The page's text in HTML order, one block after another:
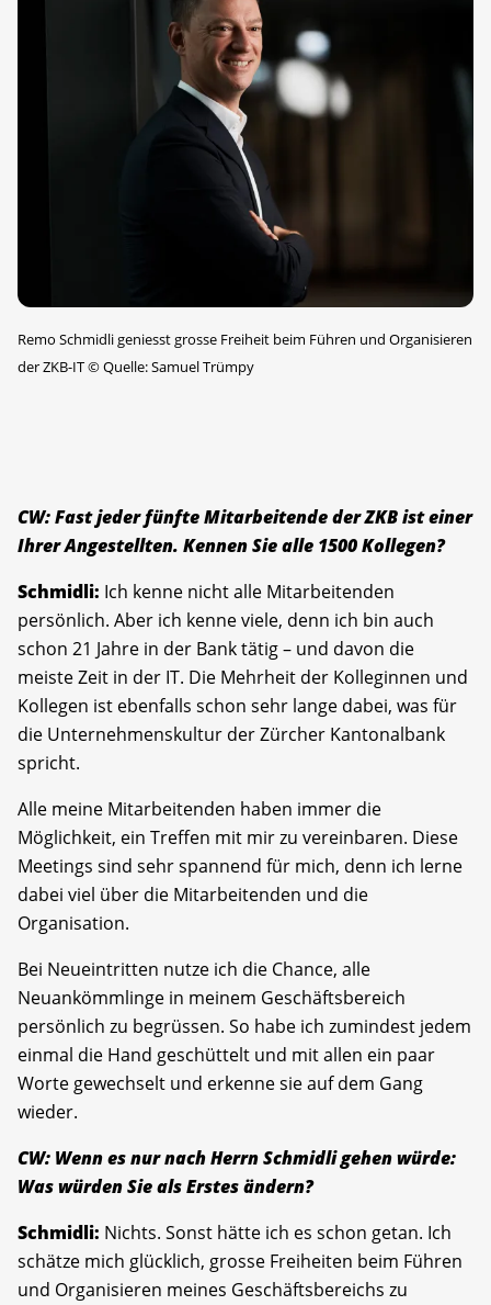
Remo Schmidli geniesst grosse Freiheit beim Führen und Organisieren
der ZKB-IT©Quelle: Samuel Trümpy
CW: Fast jeder fünfte Mitarbeitende der ZKB ist einer
Ihrer Angestellten. Kennen Sie alle 1500 Kollegen?
Schmidli: Ich kenne nicht alle Mitarbeitenden
persönlich. Aber ich kenne viele, denn ich bin auch
schon 21 Jahre in der Bank tätig – und davon die
meiste Zeit in der IT. Die Mehrheit der Kolleginnen und
Kollegen ist ebenfalls schon sehr lange dabei, was für
die Unternehmenskultur der Zürcher Kantonalbank
spricht.
Alle meine Mitarbeitenden haben immer die
Möglichkeit, ein Treffen mit mir zu vereinbaren. Diese
Meetings sind sehr spannend für mich, denn ich lerne
dabei viel über die Mitarbeitenden und die
Organisation.
Bei Neueintritten nutze ich die Chance, alle
Neuankömmlinge in meinem Geschäftsbereich
persönlich zu begrüssen. So habe ich zumindest jedem
einmal die Hand geschüttelt und mit allen ein paar
Worte gewechselt und erkenne sie auf dem Gang
wieder.
CW: Wenn es nur nach Herrn Schmidli gehen würde:
Was würden Sie als Erstes ändern?
Schmidli: Nichts. Sonst hätte ich es schon getan. Ich
schätze mich glücklich, grosse Freiheiten beim Führen
und Organisieren meines Geschäftsbereichs zu